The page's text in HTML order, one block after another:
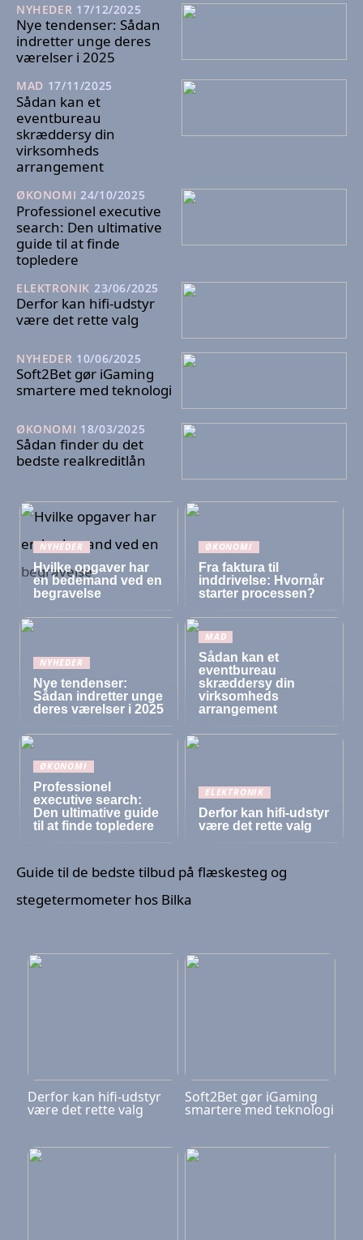
NYHEDER 17/12/2025
Nye tendenser: Sådan
indretter unge deres
værelser i 2025
MAD 17/11/2025
Sådan kan et
eventbureau
skræddersy din
virksomheds
arrangement
ØKONOMI 24/10/2025
Professionel executive
search: Den ultimative
guide til at finde
topledere
ELEKTRONIK 23/06/2025
Derfor kan hifi-udstyr
være det rette valg
NYHEDER 10/06/2025
Soft2Bet gør iGaming
smartere med teknologi
ØKONOMI 18/03/2025
Sådan finder du det
bedste realkreditlån
NYHEDER
Hvilke opgaver har
en bedemand ved en
begravelse
ØKONOMI
Fra faktura til
inddrivelse: Hvornår
starter processen?
NYHEDER
Nye tendenser:
Sådan indretter unge
deres værelser i 2025
MAD
Sådan kan et
eventbureau
skræddersy din
virksomheds
arrangement
ØKONOMI
Professionel
executive search:
Den ultimative guide
til at finde topledere
ELEKTRONIK
Derfor kan hifi-udstyr
være det rette valg
Guide til de bedste tilbud på flæskesteg og
stegetermometer hos Bilka
Derfor kan hifi-udstyr
være det rette valg
Soft2Bet gør iGaming
smartere med teknologi